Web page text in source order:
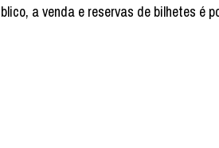
a venda e reservas de bilhetes é